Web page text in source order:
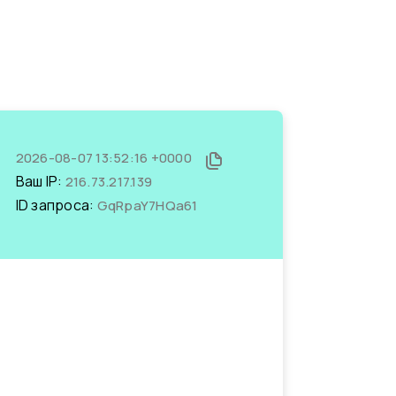
2026-08-07 13:52:16 +0000
Ваш IP: 216.73.217.139
ID запроса: GqRpaY7HQa61